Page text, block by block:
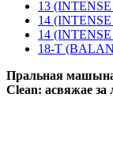
13
14
14
18-T
Пральная машына
Clean: асвяжае за